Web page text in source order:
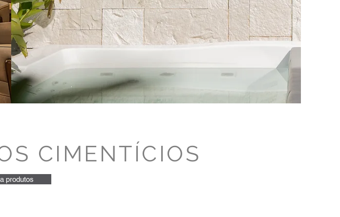
CIMENTÍCIOS
produtos